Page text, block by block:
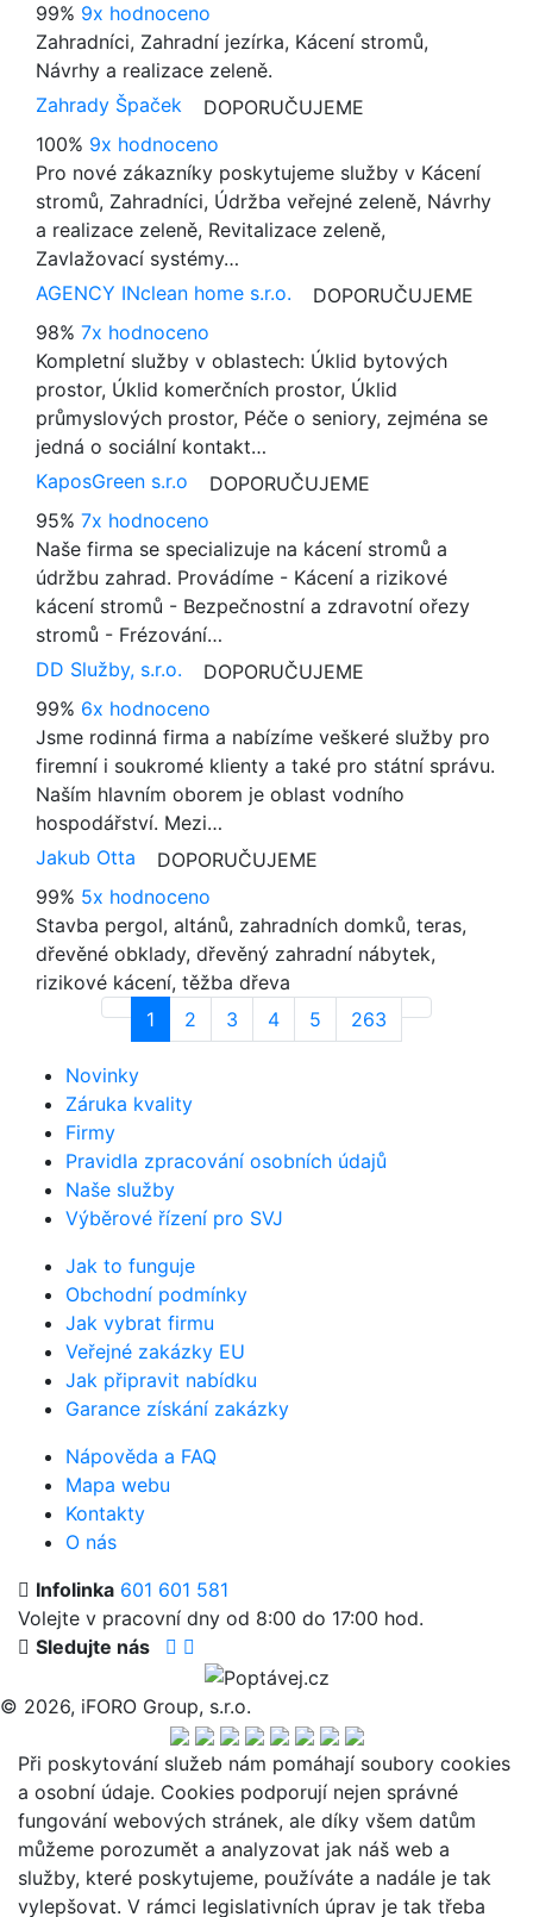
99% 9x hodnoceno
Zahradníci, Zahradní jezírka, Kácení stromů,
Návrhy a realizace zeleně.
Zahrady Špaček
DOPORUČUJEME
100% 9x hodnoceno
Pro nové zákazníky poskytujeme služby v Kácení
stromů, Zahradníci, Údržba veřejné zeleně, Návrhy
a realizace zeleně, Revitalizace zeleně,
Zavlažovací systémy…
AGENCY INclean home s.r.o.
DOPORUČUJEME
98% 7x hodnoceno
Kompletní služby v oblastech: Úklid bytových
prostor, Úklid komerčních prostor, Úklid
průmyslových prostor, Péče o seniory, zejména se
jedná o sociální kontakt…
KaposGreen s.r.o
DOPORUČUJEME
95% 7x hodnoceno
Naše firma se specializuje na kácení stromů a
údržbu zahrad. Provádíme - Kácení a rizikové
kácení stromů - Bezpečnostní a zdravotní ořezy
stromů - Frézování…
DD Služby, s.r.o.
DOPORUČUJEME
99% 6x hodnoceno
Jsme rodinná firma a nabízíme veškeré služby pro
firemní i soukromé klienty a také pro státní správu.
Naším hlavním oborem je oblast vodního
hospodářství. Mezi…
Jakub Otta
DOPORUČUJEME
99% 5x hodnoceno
Stavba pergol, altánů, zahradních domků, teras,
dřevěné obklady, dřevěný zahradní nábytek,
rizikové kácení, těžba dřeva
1
2 3 4 5 263
Novinky
Záruka kvality
Firmy
Pravidla zpracování osobních údajů
Naše služby
Výběrové řízení pro SVJ
Jak to funguje
Obchodní podmínky
Jak vybrat firmu
Veřejné zakázky EU
Jak připravit nabídku
Garance získání zakázky
Nápověda a FAQ
Mapa webu
Kontakty
O nás
Infolinka 601 601 581
Volejte v pracovní dny od 8:00 do 17:00 hod.
Sledujte nás
© 2026, iFORO Group, s.r.o.
Při poskytování služeb nám pomáhají soubory cookies
a osobní údaje. Cookies podporují nejen správné
fungování webových stránek, ale díky všem datům
můžeme porozumět a analyzovat jak náš web a
služby, které poskytujeme, používáte a nadále je tak
vylepšovat. V rámci legislativních úprav je tak třeba